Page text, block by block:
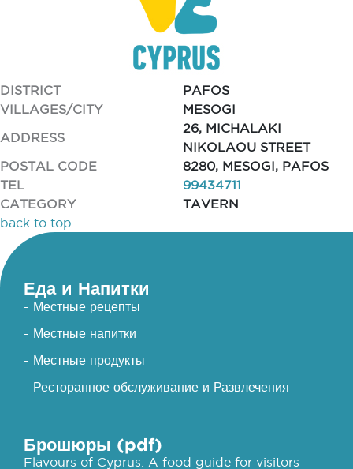
DISTRICT
PAFOS
VILLAGES/CITY
MESOGI
ADDRESS
26, MICHALAKI
NIKOLAOU STREET
POSTAL CODE
8280, MESOGI, PAFOS
TEL
99434711
CATEGORY
TAVERN
back to top
Еда и Напитки
- Местные рецепты
- Местные напитки
- Местные продукты
- Ресторанное обслуживание и Развлечения
Брошюры (pdf)
Flavours of Cyprus: A food guide for visitors